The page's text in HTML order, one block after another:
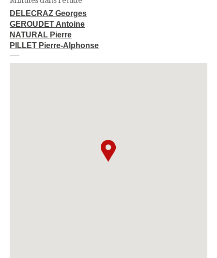
DELECRAZ Georges
GEROUDET Antoine
NATURAL Pierre
PILLET Pierre-Alphonse